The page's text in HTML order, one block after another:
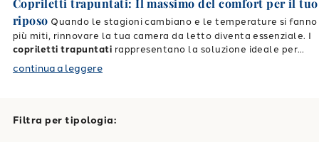
Copriletti trapuntati: Il massimo del comfort per il tuo
riposo Quando le stagioni cambiano e le temperature si fanno
più miti, rinnovare la tua camera da letto diventa essenziale. I
copriletti trapuntati rappresentano la soluzione ideale per
garantirti il giusto tepore durante le mezze stagioni, unendo
un'elevata funzionalità a un’estetica raffinata. Scegliere un
quotidiana. La nostra attenta selezione è pensata
continua a leggere
Filtra per tipologia: